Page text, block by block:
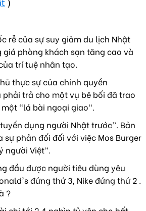
)
rễ của sự suy giảm du lịch Nhật
giá phòng khách sạn tăng cao và
trí tuệ nhân tạo.
thực sự của chính quyền
phải trả cho một vụ bê bối đã trao
một "lá bài ngoại giao".
dụng người Nhật trước”. Bản
sự phản đối đối với việc Mos Burger
người Việt”.
đầu được người tiêu dùng yêu
đứng thứ 3, Nike đứng thứ 2 .
?